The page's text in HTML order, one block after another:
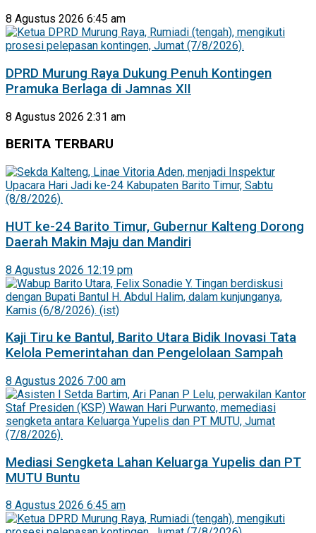
8 Agustus 2026 6:45 am
DPRD Murung Raya Dukung Penuh Kontingen
Pramuka Berlaga di Jamnas XII
8 Agustus 2026 2:31 am
BERITA TERBARU
HUT ke-24 Barito Timur, Gubernur Kalteng Dorong
Daerah Makin Maju dan Mandiri
8 Agustus 2026 12:19 pm
Kaji Tiru ke Bantul, Barito Utara Bidik Inovasi Tata
Kelola Pemerintahan dan Pengelolaan Sampah
8 Agustus 2026 7:00 am
Mediasi Sengketa Lahan Keluarga Yupelis dan PT
MUTU Buntu
8 Agustus 2026 6:45 am